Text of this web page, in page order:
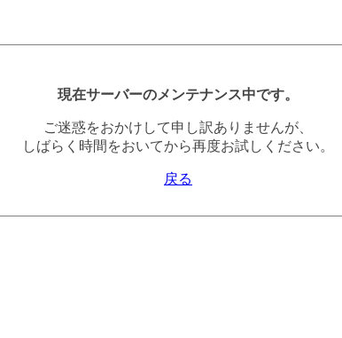
現在サーバーのメンテナンス中です。
ご迷惑をおかけして申し訳ありませんが、
しばらく時間をおいてから再度お試しください。
戻る